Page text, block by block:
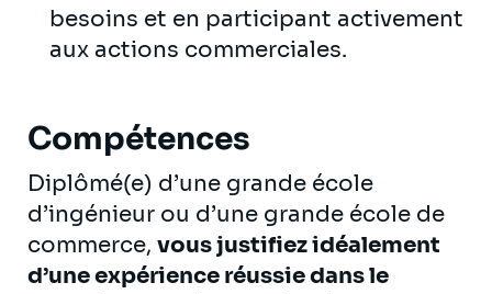
besoins et en participant activement
aux actions commerciales.
Compétences
Diplômé(e) d’une grande école
d’ingénieur ou d’une grande école de
commerce, vous justifiez idéalement
d’une expérience réussie dans le